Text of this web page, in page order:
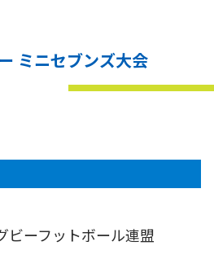
ミニセブンズ大会
ビーフットボール連盟